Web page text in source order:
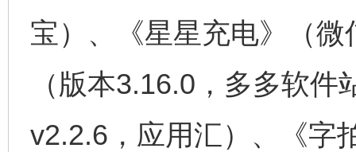
宝）、《星星充电》（
（版本3.16.0，多多软
v2.2.6，应用汇）、《字